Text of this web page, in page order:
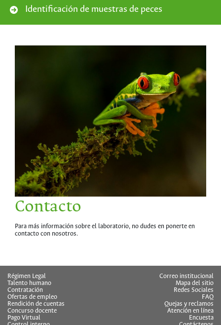
Identificación de muestras de peces
Contacto
Para más información sobre el laboratorio, no dudes en ponerte en
contacto con nosotros.
Régimen Legal
Talento humano
Contratación
Ofertas de empleo
Rendición de cuentas
Concurso docente
Pago Virtual
Correo institucional
Mapa del sitio
Redes Sociales
FAQ
Quejas y reclamos
Atención en línea
Encuesta